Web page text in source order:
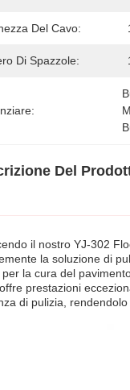
Del Cavo:
Di Spazzole:
Del
il nostro YJ-302
la soluzione di
la cura del
prestazioni
di pulizia,